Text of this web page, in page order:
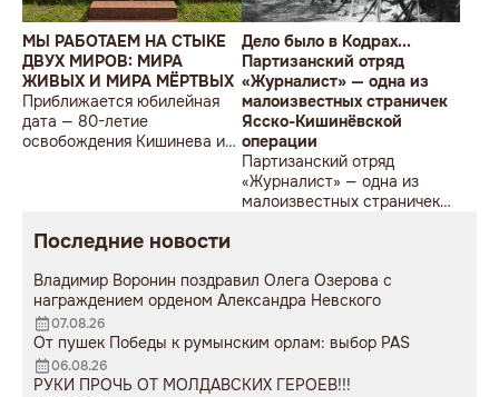
МЫ РАБОТАЕМ НА СТЫКЕ
ДВУХ МИРОВ: МИРА
ЖИВЫХ И МИРА МЁРТВЫХ
Приближается юбилейная
дата — 80-летие
освобождения Кишинева и
Дело было в Кодрах...
Партизанский отряд
«Журналист» — одна из
малоизвестных страничек
Ясско-Кишинёвской
операции
Партизанский отряд
«Журналист» — одна из
малоизвестных страничек
Последние новости
Владимир Воронин поздравил Олега Озерова с
награждением орденом Александра Невского
07.08.26
От пушек Победы к румынским орлам: выбор PAS
06.08.26
РУКИ ПРОЧЬ ОТ МОЛДАВСКИХ ГЕРОЕВ!!!